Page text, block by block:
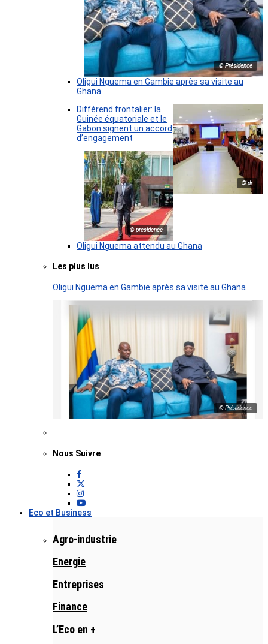
© Présidence
Oligui Nguema en Gambie après sa visite au
Ghana
© dr
Différend frontalier: la
Guinée équatoriale et le
Gabon signent un accord
d’engagement
© presidence
Oligui Nguema attendu au Ghana
Les plus lus
Oligui Nguema en Gambie après sa visite au Ghana
© Présidence
Nous Suivre
Eco et Business
Agro-industrie
Energie
Entreprises
Finance
L’Eco en +